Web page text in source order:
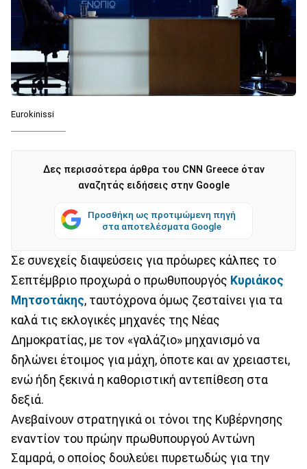
Eurokinissi
Δες περισσότερα άρθρα του CNN Greece όταν
αναζητάς ειδήσεις στην Google
Προσθήκη ως προτιμώμενη πηγή
στα αποτελέσματα Google
Σε συνεχείς διαψεύσεις για πρόωρες κάλπες το
Σεπτέμβριο προχωρά ο πρωθυπουργός Κυριάκος
Μητσοτάκης, ταυτόχρονα όμως ζεσταίνει για τα
καλά τις εκλογικές μηχανές της Νέας
Δημοκρατίας, με τον «γαλάζιο» μηχανισμό να
δηλώνει έτοιμος για μάχη, όποτε και αν χρειαστει,
ενώ ήδη ξεκινά η καθοριστική αντεπίθεση στα
δεξιά.
Ανεβαίνουν στρατηγικά οι τόνοι της Κυβέρνησης
εναντίον του πρώην πρωθυπουργού Αντώνη
Σαμαρά, ο οποίος δουλεύει πυρετωδώς για την